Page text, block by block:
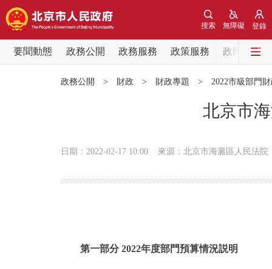
登錄
無障礙
搜索
要聞動態 政務公開 政務服務 政策服務
政民互動
政務公開 > 財政 > 財政專題 > 2022市級部門
北京市
日期：2022-02-17 10:00 來源：北京市海澱區人民法院
第一部分 2022年度部門預算情況説明